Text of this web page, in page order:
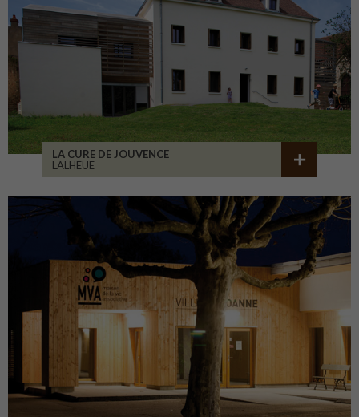
LA CURE DE JOUVENCE
LALHEUE